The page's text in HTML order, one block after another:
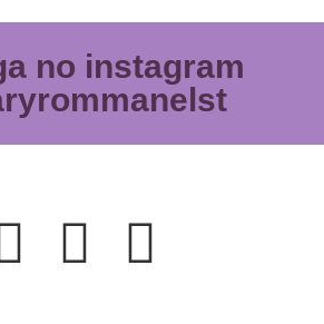
no instagram